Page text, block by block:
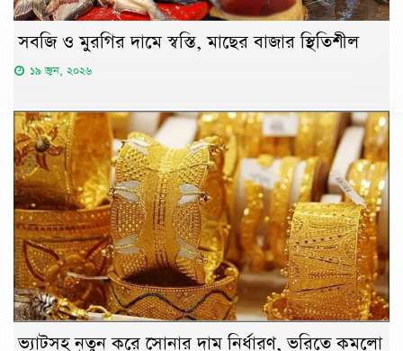
সবজি ও মুরগির দামে স্বস্তি, মাছের বাজার স্থিতিশীল
১৯ জুন, ২০২৬
ভ্যাটসহ নতুন করে সোনার দাম নির্ধারণ, ভরিতে কমলো